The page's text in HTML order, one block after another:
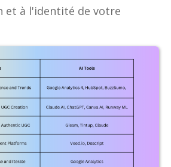
et à l'identité de votre